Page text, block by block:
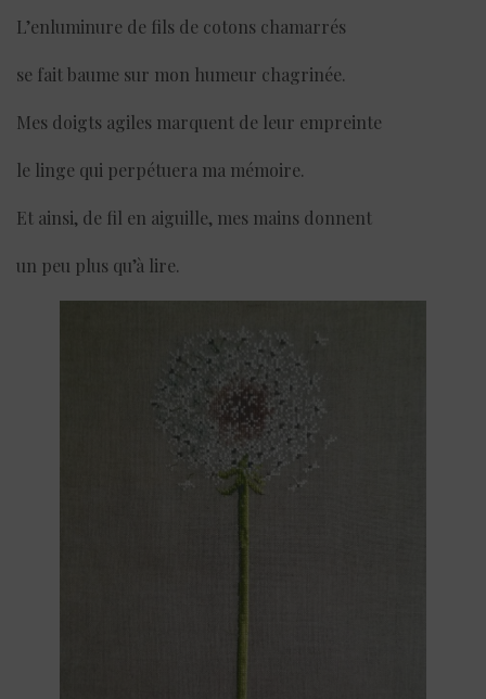
L’enluminure de fils de cotons chamarrés
se fait baume sur mon humeur chagrinée.
Mes doigts agiles marquent de leur empreinte
le linge qui perpétuera ma mémoire.
Et ainsi, de fil en aiguille, mes mains donnent
un peu plus qu’à lire.